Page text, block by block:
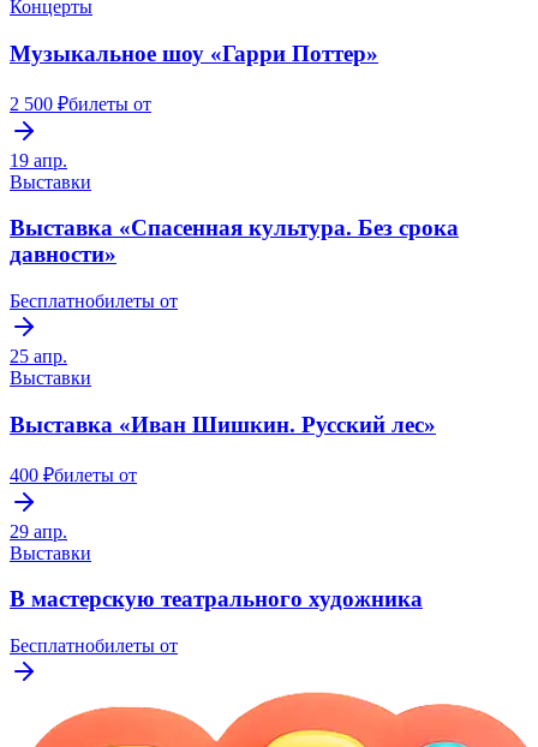
Концерты
Музыкальное шоу «Гарри Поттер»
2 500 ₽билеты от
19 апр.
Выставки
Выставка «Спасенная культура. Без срока
давности»
Бесплатнобилеты от
25 апр.
Выставки
Выставка «Иван Шишкин. Русский лес»
400 ₽билеты от
29 апр.
Выставки
В мастерскую театрального художника
Бесплатнобилеты от